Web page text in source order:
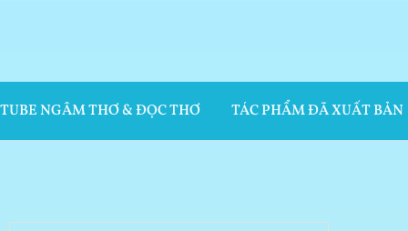
NGÂM THƠ & ĐỌC THƠ TÁC PHẨM ĐÃ XUẤT BẢN